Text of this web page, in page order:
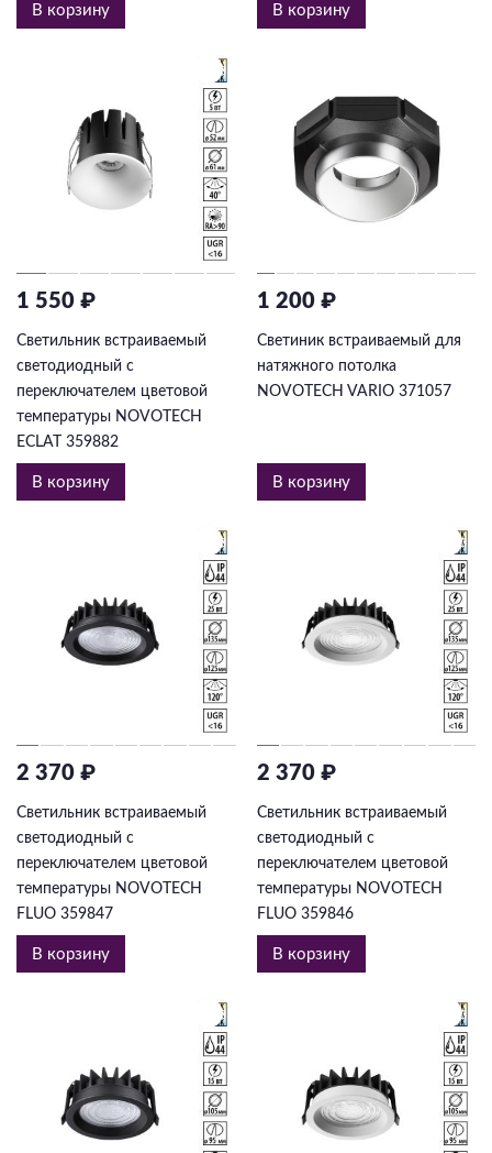
В корзину В корзину
1 550 ₽
Светильник встраиваемый
светодиодный с
переключателем цветовой
температуры NOVOTECH
ECLAT 359882
В корзину
1 200 ₽
Светиник встраиваемый для
натяжного потолка
NOVOTECH VARIO 371057
В корзину
2 370 ₽
Светильник встраиваемый
светодиодный с
переключателем цветовой
температуры NOVOTECH
FLUO 359847
В корзину
2 370 ₽
Светильник встраиваемый
светодиодный с
переключателем цветовой
температуры NOVOTECH
FLUO 359846
В корзину